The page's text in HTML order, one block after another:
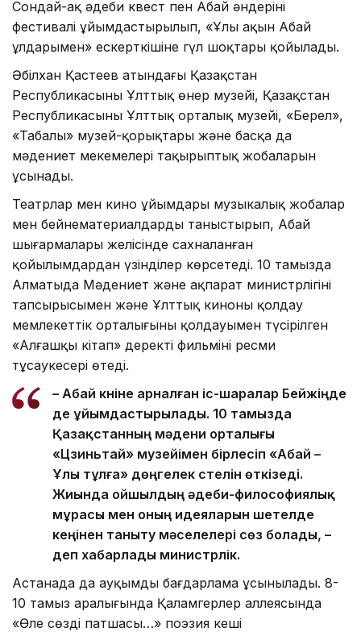
Сондай-ақ әдеби квест пен Абай әндерінің
фестивалі ұйымдастырылып, «Ұлы ақын Абай
ұлдарымен» ескерткішіне гүл шоқтары қойылады.
Әбілхан Қастеев атындағы Қазақстан
Республикасының Ұлттық өнер музейі, Қазақстан
Республикасының Ұлттық орталық музейі, «Берел»,
«Таңбалы» музей-қорықтары және басқа да
мәдениет мекемелері тақырыптық жобаларын
ұсынады.
Театрлар мен кино ұйымдары музыкалық жобалар
мен бейнематериалдарды таныстырып, Абай
шығармалары желісінде сахналанған
қойылымдардан үзінділер көрсетеді. 10 тамызда
Алматыда Мәдениет және ақпарат министрлігінің
тапсырысымен және Ұлттық киноны қолдау
мемлекеттік орталығының қолдауымен түсірілген
«Алғашқы кітап» деректі фильмінің ресми
тұсаукесері өтеді.
– Абай күніне арналған іс-шаралар Бейжіңде
де ұйымдастырылады. 10 тамызда
Қазақстанның мәдени орталығы
«Цзиньтай» музейімен бірлесіп «Абай –
Ұлы тұлға» дөңгелек үстелін өткізеді.
Жиында ойшылдың әдеби-философиялық
мұрасы мен оның идеяларын шетелде
кеңінен таныту мәселелері сөз болады, –
деп хабарлады министрлік.
Астанада да ауқымды бағдарлама ұсынылады. 8-
10 тамыз аралығында Қаламгерлер аллеясында
«Өлең сөздің патшасы…» поэзия кеші